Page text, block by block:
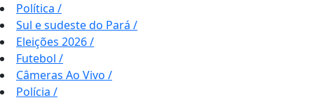
Política /
Sul e sudeste do Pará /
Eleições 2026/
Futebol /
Câmeras Ao Vivo /
Polícia /